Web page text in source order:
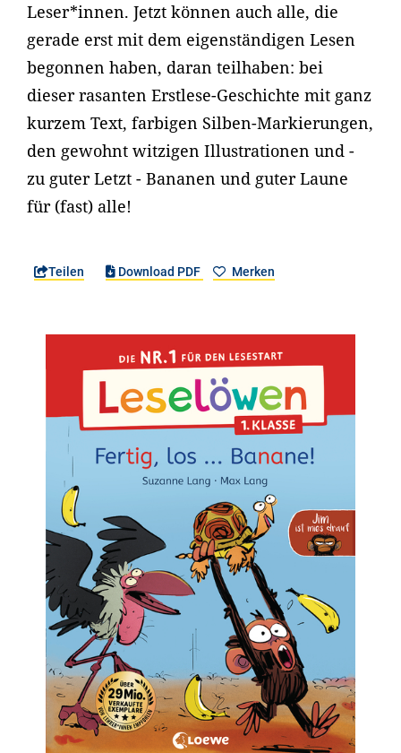
Leser*innen. Jetzt können auch alle, die
gerade erst mit dem eigenständigen Lesen
begonnen haben, daran teilhaben: bei
dieser rasanten Erstlese-Geschichte mit ganz
kurzem Text, farbigen Silben-Markierungen,
den gewohnt witzigen Illustrationen und -
zu guter Letzt - Bananen und guter Laune
für (fast) alle!
Teilen Download PDF Merken